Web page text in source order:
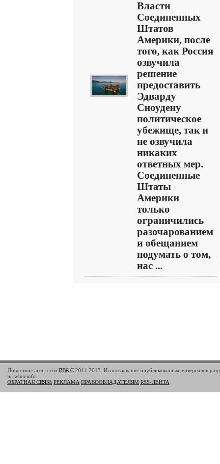
Власти
Соединенных
Штатов
Америки, после
того, как Россия
озвучила
решение
предоставить
Эдварду
Сноудену
политическое
убежище, так и
не озвучила
никаких
ответных мер.
Соединенные
Штаты
Америки
только
ограничились
разочарованием
и обещанием
подумать о том,
нас ...
Новостное агентство BB&C 2011-2013. Использование опубликованных материалов
на wlna.info.
ОБРАТНАЯ СВЯЗЬ РЕКЛАМА ПРАВООБЛАДАТЕЛЯМ RSS-ЛЕНТА